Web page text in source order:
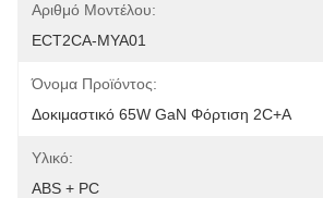
Αριθμό Μοντέλου:
ECT2CA-MYA01
Όνομα Προϊόντος:
Δοκιμαστικό 65W GaN Φόρτιση 2C+A
Υλικό:
ABS + PC